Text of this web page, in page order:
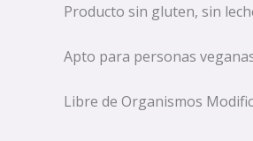
Producto sin gluten, sin
Apto para personas
Libre de Organismos